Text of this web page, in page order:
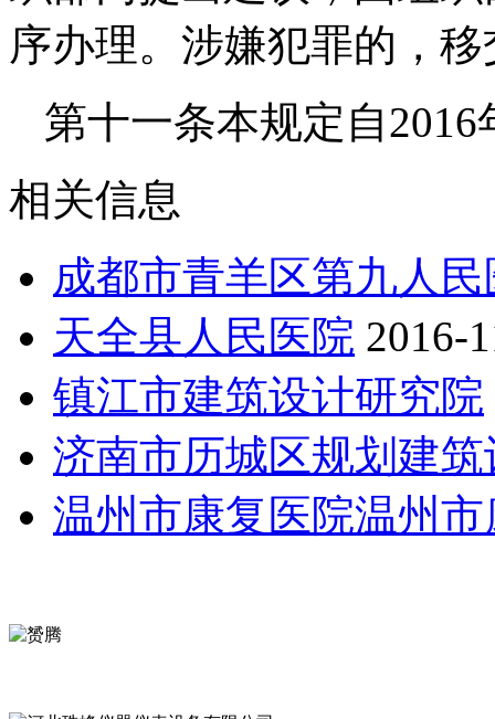
序办理。涉嫌犯罪的，
第十一条本规定自
相关信息
成都市青羊区第九人
天全县人民医院 2016-
镇江市建筑设计研究院
济南市历城区规划建
温州市康复医院温州